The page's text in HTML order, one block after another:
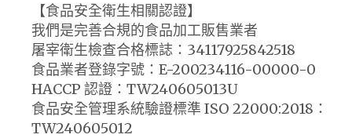
【食品安全衛生相關認證】
我們是完善合規的食品加工販售業者
屠宰衛生檢查合格標誌：34117925842518
食品業者登錄字號：E-200234116-00000-0
HACCP 認證：TW240605013U
食品安全管理系統驗證標準 ISO 22000:2018：
TW240605012